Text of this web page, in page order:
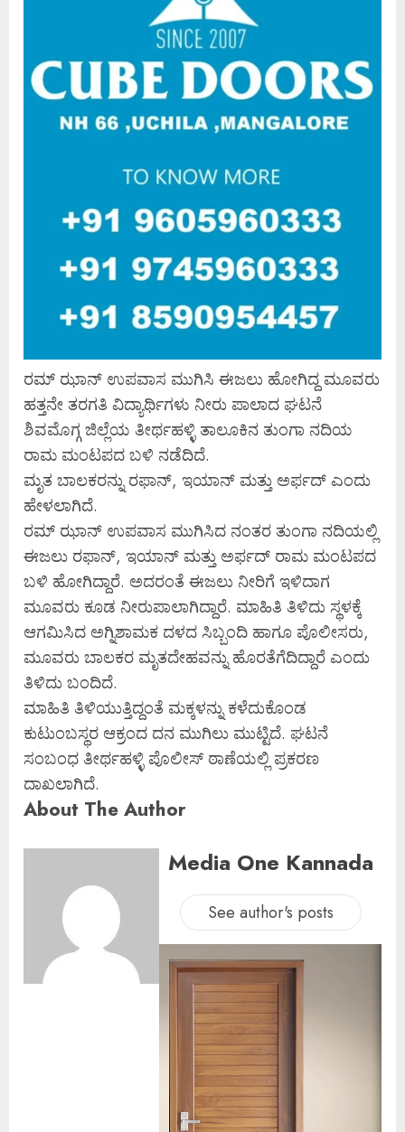
ರಮ್ ಝಾನ್ ಉಪವಾಸ ಮುಗಿಸಿ ಈಜಲು ಹೋಗಿದ್ದ ಮೂವರು
ಹತ್ತನೇ ತರಗತಿ ವಿದ್ಯಾರ್ಥಿಗಳು ನೀರು ಪಾಲಾದ ಘಟನೆ
ಶಿವಮೊಗ್ಗ ಜಿಲ್ಲೆಯ ತೀರ್ಥಹಳ್ಳಿ ತಾಲೂಕಿನ ತುಂಗಾ ನದಿಯ
ರಾಮ ಮಂಟಪದ ಬಳಿ ನಡೆದಿದೆ.
ಮೃತ ಬಾಲಕರನ್ನು ರಫಾನ್, ಇಯಾನ್ ಮತ್ತು ಅರ್ಫದ್ ಎಂದು
ಹೇಳಲಾಗಿದೆ.
ರಮ್ ಝಾನ್ ಉಪವಾಸ ಮುಗಿಸಿದ ನಂತರ ತುಂಗಾ ನದಿಯಲ್ಲಿ
ಈಜಲು ರಫಾನ್, ಇಯಾನ್ ಮತ್ತು ಅರ್ಫದ್ ರಾಮ ಮಂಟಪದ
ಬಳಿ ಹೋಗಿದ್ದಾರೆ. ಅದರಂತೆ ಈಜಲು ನೀರಿಗೆ ಇಳಿದಾಗ
ಮೂವರು ಕೂಡ ನೀರುಪಾಲಾಗಿದ್ದಾರೆ. ಮಾಹಿತಿ ತಿಳಿದು ಸ್ಥಳಕ್ಕೆ
ಆಗಮಿಸಿದ ಅಗ್ನಿಶಾಮಕ ದಳದ ಸಿಬ್ಬಂದಿ ಹಾಗೂ ಪೊಲೀಸರು,
ಮೂವರು ಬಾಲಕರ ಮೃತದೇಹವನ್ನು ಹೊರತೆಗೆದಿದ್ದಾರೆ ಎಂದು
ತಿಳಿದು ಬಂದಿದೆ.
ಮಾಹಿತಿ ತಿಳಿಯುತ್ತಿದ್ದಂತೆ ಮಕ್ಕಳನ್ನು ಕಳೆದುಕೊಂಡ
ಕುಟುಂಬಸ್ಥರ ಆಕ್ರಂದ ದನ ಮುಗಿಲು ಮುಟ್ಟಿದೆ. ಘಟನೆ
ಸಂಬಂಧ ತೀರ್ಥಹಳ್ಳಿ ಪೊಲೀಸ್ ಠಾಣೆಯಲ್ಲಿ ಪ್ರಕರಣ
ದಾಖಲಾಗಿದೆ.
About The Author
Media One Kannada
See author's posts